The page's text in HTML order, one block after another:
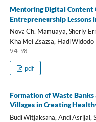
Mentoring Digital Content
Entrepreneurship Lessons
Nova Ch. Mamuaya, Sherly
Kha Mei Zsazsa, Hadi Widodo
94-98
pdf
Formation of Waste Banks
Villages in Creating
Budi Witjaksana, Andi Asrijal,